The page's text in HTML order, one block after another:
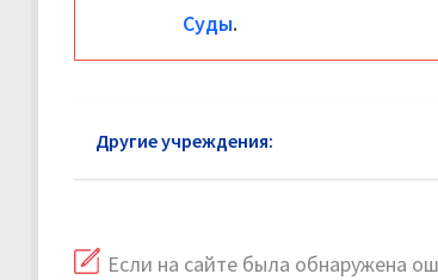
Суды.
Другие учреждения:
Если на сайте была обнаружена